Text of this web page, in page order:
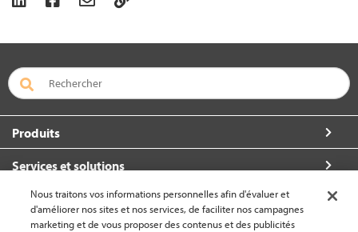
Produits
Services et solutions
À propos de Crown
Nous traitons vos informations personnelles afin d'évaluer et
d'améliorer nos sites et nos services, de faciliter nos campagnes
marketing et de vous proposer des contenus et des publicités